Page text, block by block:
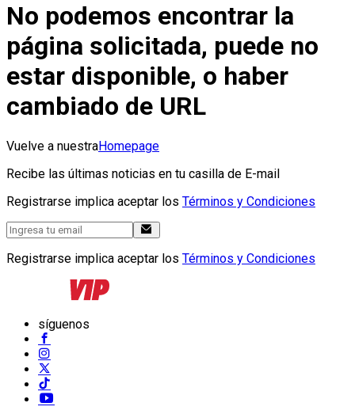
No podemos encontrar la
página solicitada, puede no
estar disponible, o haber
cambiado de URL
Vuelve a nuestraHomepage
Recibe las últimas noticias en tu casilla de E-mail
Registrarse implica aceptar los Términos y Condiciones
Registrarse implica aceptar los Términos y Condiciones
síguenos